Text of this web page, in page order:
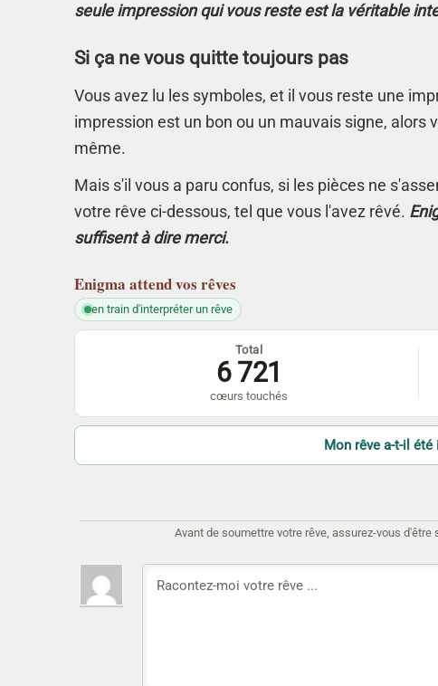
seule impression qui vous reste est la véritable
Si ça ne vous quitte toujours pas
Vous avez lu les symboles, et il vous reste une
impression est un bon ou un mauvais signe, alors
même.
Mais s'il vous a paru confus, si les pièces ne
votre rêve ci-dessous, tel que vous l'avez rêvé.
suffisent à dire merci.
Enigma attend vos rêves
en train d'interpréter un rêve
Total
6 721
cœurs touchés
Mon rêve a-t-il été
Avant de soumettre votre rêve, assurez-vous